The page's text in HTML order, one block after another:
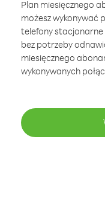
Plan miesięcznego
możesz wykonywać
telefony stacjonarne
bez potrzeby
miesięcznego
wykonywanych